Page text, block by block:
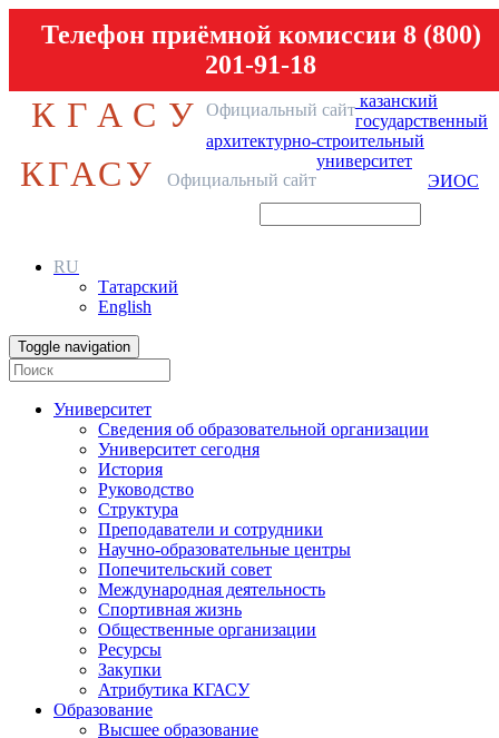
Телефон приёмной комиссии 8 (800)
201-91-18
КГАСУ Официальный сайт казанский
государственный
архитектурно-строительный
университет
КГАСУ Официальный сайт ЭИОС
RU
Татарский
English
Toggle navigation
Университет
Сведения об образовательной организации
Университет сегодня
История
Руководство
Структура
Преподаватели и сотрудники
Научно-образовательные центры
Попечительский совет
Международная деятельность
Спортивная жизнь
Общественные организации
Ресурсы
Закупки
Атрибутика КГАСУ
Образование
Высшее образование